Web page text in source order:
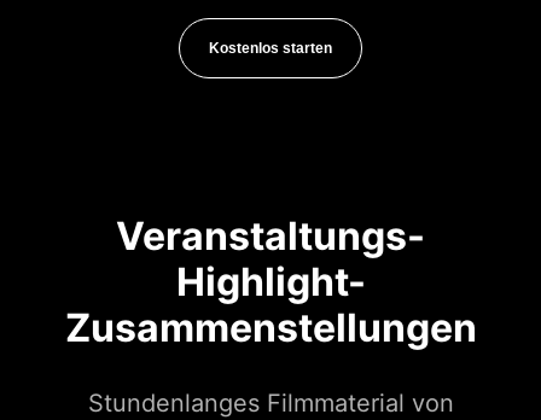
Kostenlos starten
Veranstaltungs-
Highlight-
Zusammenstellungen
Stundenlanges Filmmaterial von